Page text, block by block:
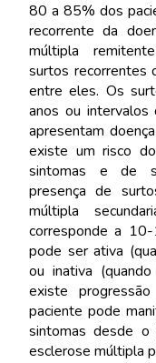
80 a 85% dos
recorrente da
múltipla
surtos recorrentes
entre eles. Os
anos ou intervalos
apresentam
existe um risco
sintomas e de
presença de
múltipla
corresponde a
pode ser ativa
ou inativa
existe
paciente pode
sintomas desde o
esclerose múltipla